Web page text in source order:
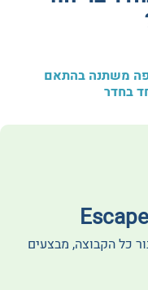
משתנה בהתאם
בחדר
כל הקבוצה, מבצעים